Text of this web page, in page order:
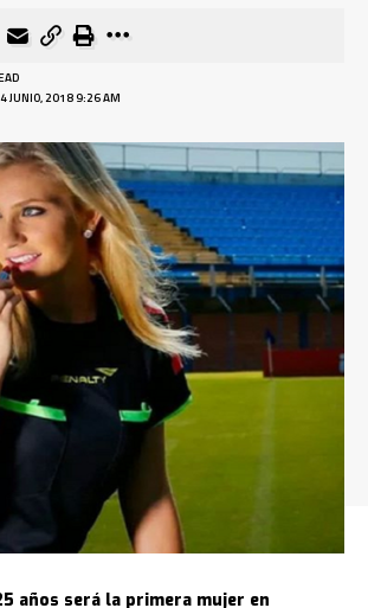
JUNIO, 2018 9:26 AM
años será la primera mujer en